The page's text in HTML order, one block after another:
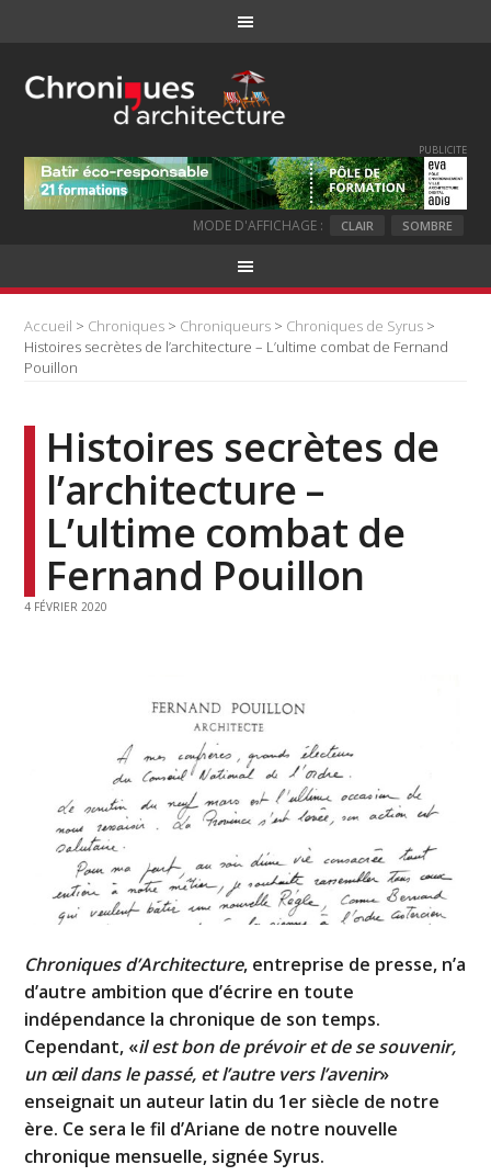
PUBLICITE
MODE D'AFFICHAGE : CLAIR SOMBRE
Accueil > Chroniques > Chroniqueurs > Chroniques de Syrus >
Histoires secrètes de l’architecture – L’ultime combat de Fernand
Pouillon
Histoires secrètes de
l’architecture –
L’ultime combat de
Fernand Pouillon
4 FÉVRIER 2020
Chroniques d’Architecture, entreprise de presse, n’a
d’autre ambition que d’écrire en toute
indépendance la chronique de son temps.
Cependant, «il est bon de prévoir et de se souvenir,
un œil dans le passé, et l’autre vers l’avenir»
enseignait un auteur latin du 1er siècle de notre
ère. Ce sera le fil d’Ariane de notre nouvelle
chronique mensuelle, signée Syrus.